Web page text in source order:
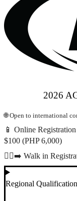
2026
🌐 Open to international
📱 Online
$100 (PHP 6,000)
🚶‍♂️‍➡️ Walk in
Regional